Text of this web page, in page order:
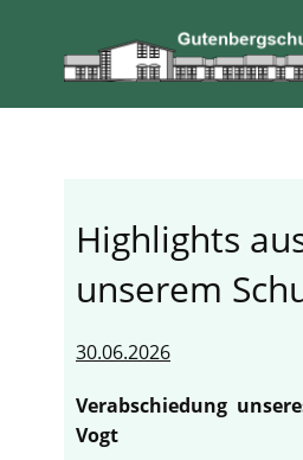
Highlights
unserem
30.06.2026
Verabschiedung
Vogt